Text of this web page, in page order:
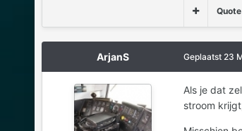
Quote
ArjanS Geplaatst 23
Als je dat
stroom